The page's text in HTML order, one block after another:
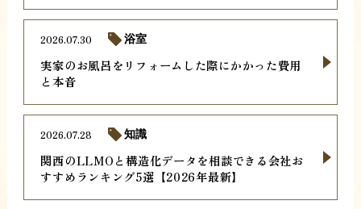
実家のお風呂をリフォームした際にかかった費用
と本音
2026.07.30 浴室
関西のLLMOと構造化データを相談できる会社お
すすめランキング5選【2026年最新】
2026.07.28 知識